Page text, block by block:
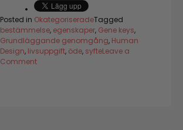
Posted in OkategoriseradeTagged
bestämmelse, egenskaper, Gene keys,
Grundläggande genomgång, Human
Design, livsuppgift, öde, syfteLeave a
Commenton